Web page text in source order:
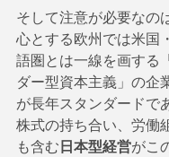
そして注意が必要なの
心とする欧州では米国
語圏とは一線を画する
ダー型資本主義」の企
が長年スタンダードで
株式の持ち合い、労働
も含む 日本型経営がこ